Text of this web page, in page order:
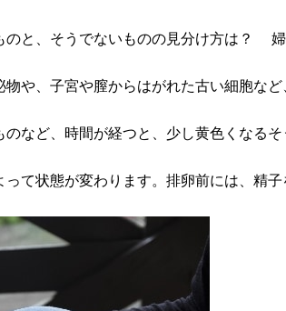
と、そうでないものの見分け方は？ 婦
物や、子宮や膣からはがれた古い細胞な
など、時間が経つと、少し黄色くなる
て状態が変わります。排卵前には、精